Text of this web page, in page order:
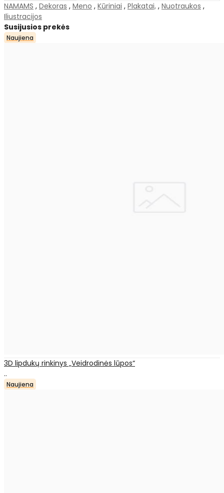
NAMAMS , Dekoras , Meno , Kūriniai , Plakatai, , Nuotraukos ,
Iliustracijos
Susijusios prekės
Naujiena
3D lipdukų rinkinys „Veidrodinės lūpos“
..
Naujiena